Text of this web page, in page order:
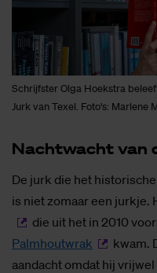
Schrijfster Olga Hoekstra
Jurk van Texel. Foto's: Marlene
Nacht­wacht van
De jurk die het
is niet zomaar een jurkje.
die uit het in 2010
Palmhoutwrak
kwam.
aandacht omdat hij